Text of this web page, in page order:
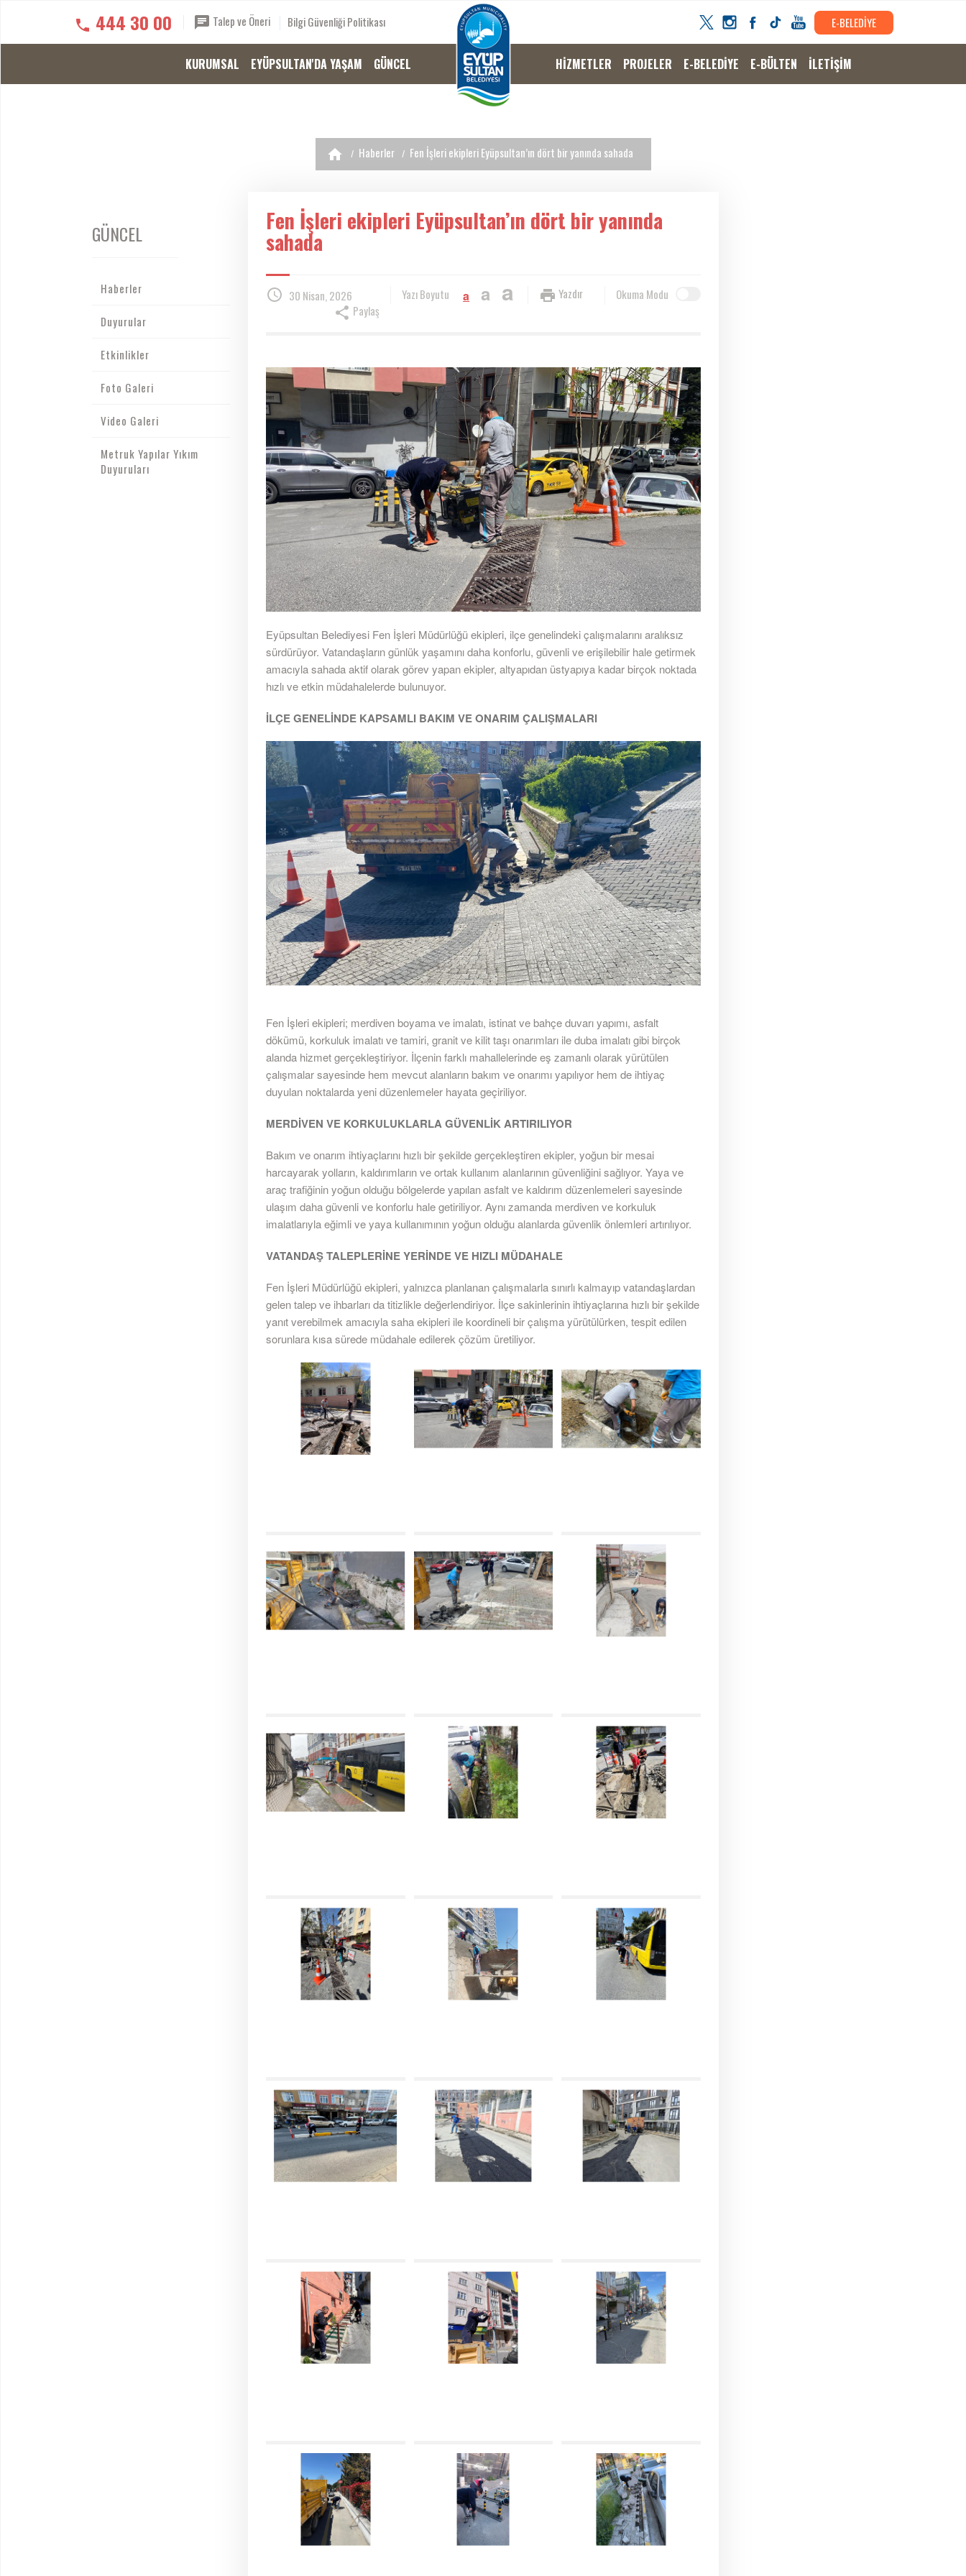
444 30 00 Talep ve Öneri Bilgi Güvenliği Politikası E-BELEDİYE
KURUMSAL EYÜPSULTAN'DA YAŞAM GÜNCEL HİZMETLER PROJELER E-BELEDİYE E-BÜLTEN İLETİŞİM
Haberler Fen İşleri ekipleri Eyüpsultan’ın dört bir yanında sahada
GÜNCEL
Haberler
Duyurular
Etkinlikler
Foto Galeri
Video Galeri
Metruk Yapılar Yıkım
Duyuruları
Fen İşleri ekipleri Eyüpsultan’ın dört bir yanında
sahada
30 Nisan, 2026 Okuma Modu
Yazdır
Yazı Boyutu a a a
Paylaş
Eyüpsultan Belediyesi Fen İşleri Müdürlüğü ekipleri, ilçe genelindeki çalışmalarını aralıksız
sürdürüyor. Vatandaşların günlük yaşamını daha konforlu, güvenli ve erişilebilir hale getirmek
amacıyla sahada aktif olarak görev yapan ekipler, altyapıdan üstyapıya kadar birçok noktada
hızlı ve etkin müdahalelerde bulunuyor.
İLÇE GENELİNDE KAPSAMLI BAKIM VE ONARIM ÇALIŞMALARI
Fen İşleri ekipleri; merdiven boyama ve imalatı, istinat ve bahçe duvarı yapımı, asfalt
dökümü, korkuluk imalatı ve tamiri, granit ve kilit taşı onarımları ile duba imalatı gibi birçok
alanda hizmet gerçekleştiriyor. İlçenin farklı mahallelerinde eş zamanlı olarak yürütülen
çalışmalar sayesinde hem mevcut alanların bakım ve onarımı yapılıyor hem de ihtiyaç
duyulan noktalarda yeni düzenlemeler hayata geçiriliyor.
MERDİVEN VE KORKULUKLARLA GÜVENLİK ARTIRILIYOR
Bakım ve onarım ihtiyaçlarını hızlı bir şekilde gerçekleştiren ekipler, yoğun bir mesai
harcayarak yolların, kaldırımların ve ortak kullanım alanlarının güvenliğini sağlıyor. Yaya ve
araç trafiğinin yoğun olduğu bölgelerde yapılan asfalt ve kaldırım düzenlemeleri sayesinde
ulaşım daha güvenli ve konforlu hale getiriliyor. Aynı zamanda merdiven ve korkuluk
imalatlarıyla eğimli ve yaya kullanımının yoğun olduğu alanlarda güvenlik önlemleri artırılıyor.
VATANDAŞ TALEPLERİNE YERİNDE VE HIZLI MÜDAHALE
Fen İşleri Müdürlüğü ekipleri, yalnızca planlanan çalışmalarla sınırlı kalmayıp vatandaşlardan
gelen talep ve ihbarları da titizlikle değerlendiriyor. İlçe sakinlerinin ihtiyaçlarına hızlı bir şekilde
yanıt verebilmek amacıyla saha ekipleri ile koordineli bir çalışma yürütülürken, tespit edilen
sorunlara kısa sürede müdahale edilerek çözüm üretiliyor.